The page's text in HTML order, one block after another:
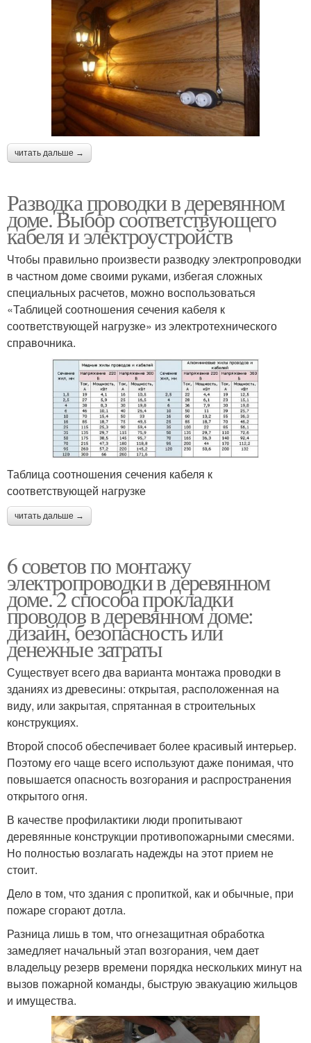
читать дальше →
Разводка проводки в деревянном
доме. Выбор соответствующего
кабеля и электроустройств
Чтобы правильно произвести разводку электропроводки
в частном доме своими руками, избегая сложных
специальных расчетов, можно воспользоваться
«Таблицей соотношения сечения кабеля к
соответствующей нагрузке» из электротехнического
справочника.
Таблица соотношения сечения кабеля к
соответствующей нагрузке
читать дальше →
6 советов по монтажу
электропроводки в деревянном
доме. 2 способа прокладки
проводов в деревянном доме:
дизайн, безопасность или
денежные затраты
Существует всего два варианта монтажа проводки в
зданиях из древесины: открытая, расположенная на
виду, или закрытая, спрятанная в строительных
конструкциях.
Второй способ обеспечивает более красивый интерьер.
Поэтому его чаще всего используют даже понимая, что
повышается опасность возгорания и распространения
открытого огня.
В качестве профилактики люди пропитывают
деревянные конструкции противопожарными смесями.
Но полностью возлагать надежды на этот прием не
стоит.
Дело в том, что здания с пропиткой, как и обычные, при
пожаре сгорают дотла.
Разница лишь в том, что огнезащитная обработка
замедляет начальный этап возгорания, чем дает
владельцу резерв времени порядка нескольких минут на
вызов пожарной команды, быструю эвакуацию жильцов
и имущества.